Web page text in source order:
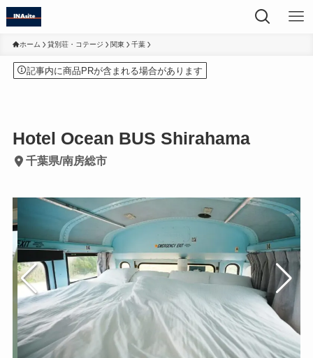
ホーム 貸別荘・コテージ 関東 千葉
記事内に商品PRが含まれる場合があります
Hotel Ocean BUS Shirahama
千葉県/南房総市